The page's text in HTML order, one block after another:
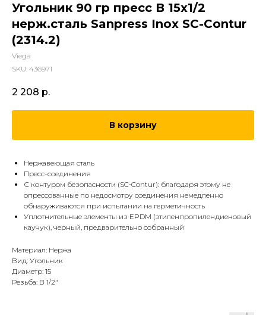
Угольник 90 гр пресс В 15x1/2
нерж.сталь Sanpress Inox SC-Contur
(2314.2)
Viega
SKU: 436971
2 208 р.
В корзину
Нержавеющая сталь
Пресс-соединения
С контуром безопасности (SC‑Contur): благодаря этому не
опрессованные по недосмотру соединения немедленно
обнаруживаются при испытании на герметичность
Уплотнительные элементы из EPDM (эти­лен­про­пи­ленди­е­но­вый
каучук), черный, предварительно собранный
Материал: Нержа
Вид: Угольник
Диаметр: 15
Резьба: В 1/2"